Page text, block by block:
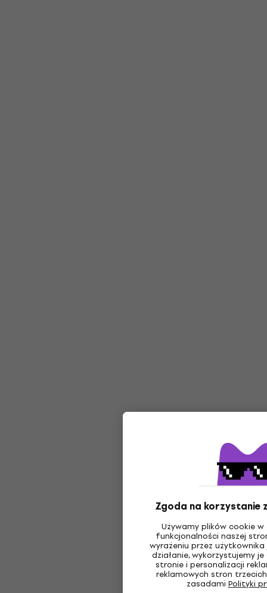
Zgoda na korzystanie
Używamy plików cookie
funkcjonalności naszej
wyrażeniu przez
działanie, wykorzystujemy
stronie i personalizacji
reklamowych stron
zasadami Polityki